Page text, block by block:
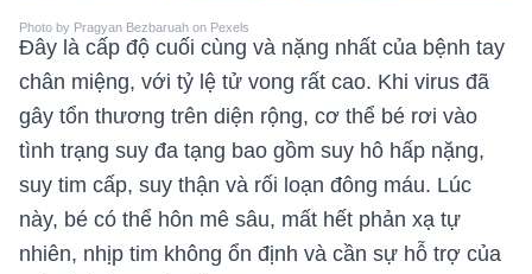
Photo by Pragyan Bezbaruah on Pexels
Đây là cấp độ cuối cùng và nặng nhất của bệnh tay
chân miệng, với tỷ lệ tử vong rất cao. Khi virus đã
gây tổn thương trên diện rộng, cơ thể bé rơi vào
tình trạng suy đa tạng bao gồm suy hô hấp nặng,
suy tim cấp, suy thận và rối loạn đông máu. Lúc
này, bé có thể hôn mê sâu, mất hết phản xạ tự
nhiên, nhịp tim không ổn định và cần sự hỗ trợ của